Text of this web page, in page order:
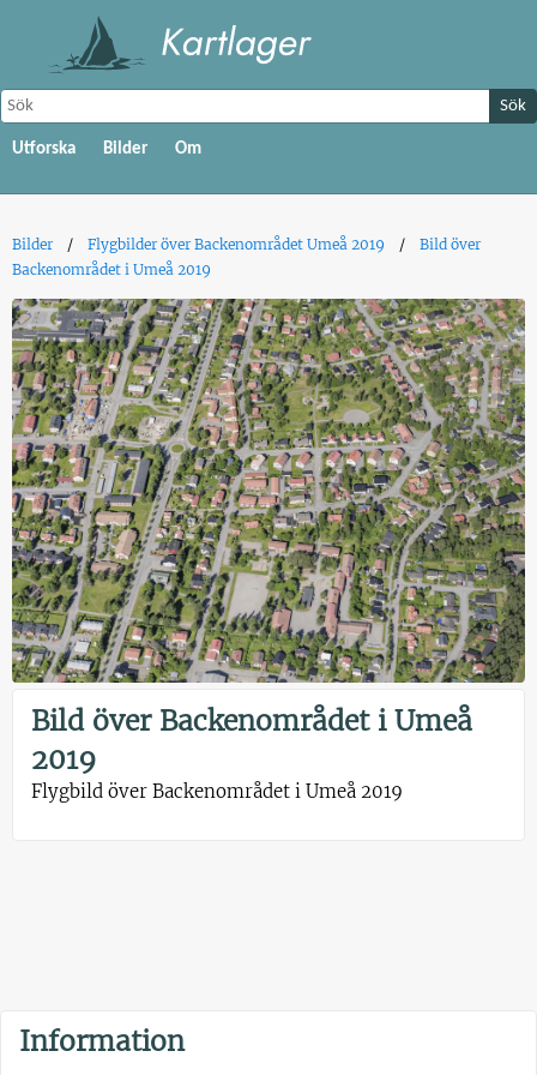
Sök
Utforska Bilder Om
Bilder Flygbilder över Backenområdet Umeå 2019
Bild över
Backenområdet i Umeå 2019
Bild över Backenområdet i Umeå
2019
Flygbild över Backenområdet i Umeå 2019
Information